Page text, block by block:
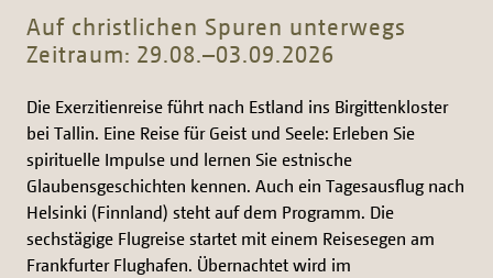
Auf christlichen Spuren unterwegs
Zeitraum: 29.08.–03.09.2026
Die Exerzitienreise führt nach Estland ins Birgittenkloster
bei Tallin. Eine Reise für Geist und Seele: Erleben Sie
spirituelle Impulse und lernen Sie estnische
Glaubensgeschichten kennen. Auch ein Tagesausflug nach
Helsinki (Finnland) steht auf dem Programm. Die
sechstägige Flugreise startet mit einem Reisesegen am
Frankfurter Flughafen. Übernachtet wird im